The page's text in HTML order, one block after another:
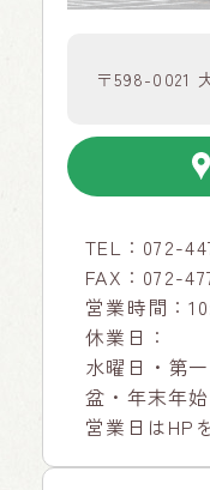
〒598-0021
TEL： 072-
FAX：072-
営業時間：
休業日：
水曜日・第
盆・年末年始
営業日はHP